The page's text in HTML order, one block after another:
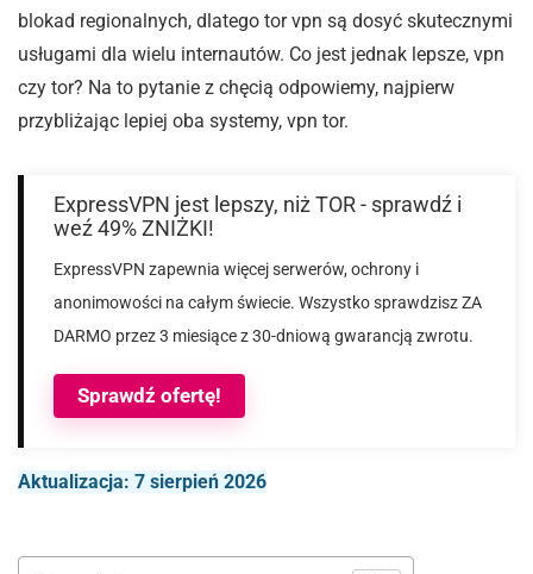
blokad regionalnych, dlatego tor vpn są dosyć skutecznymi
usługami dla wielu internautów. Co jest jednak lepsze, vpn
czy tor? Na to pytanie z chęcią odpowiemy, najpierw
przybliżając lepiej oba systemy, vpn tor.
Sprawdź ofertę!
ExpressVPN jest lepszy, niż TOR - sprawdź i
weź 49% ZNIŻKI!
ExpressVPN zapewnia więcej serwerów, ochrony i
anonimowości na całym świecie. Wszystko sprawdzisz ZA
DARMO przez 3 miesiące z 30-dniową gwarancją zwrotu.
Aktualizacja: 7 sierpień 2026